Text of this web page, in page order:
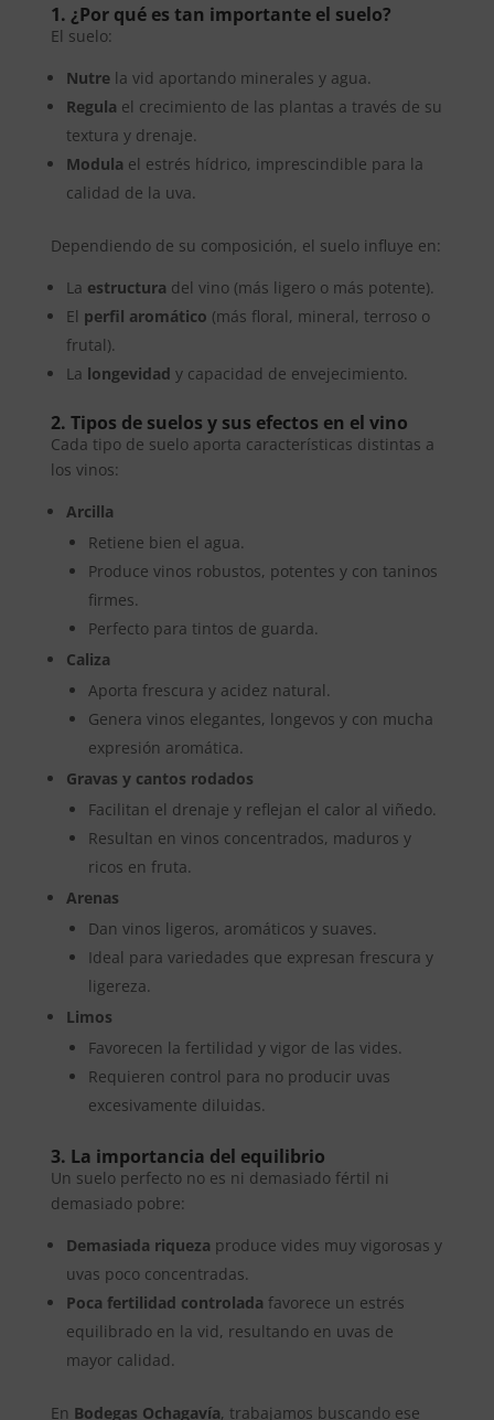
1. ¿Por qué es tan importante el suelo?
El suelo:
Nutre la vid aportando minerales y agua.
Regula el crecimiento de las plantas a través de su
textura y drenaje.
Modula el estrés hídrico, imprescindible para la
calidad de la uva.
Dependiendo de su composición, el suelo influye en:
La estructura del vino (más ligero o más potente).
El perfil aromático (más floral, mineral, terroso o
frutal).
La longevidad y capacidad de envejecimiento.
2. Tipos de suelos y sus efectos en el vino
Cada tipo de suelo aporta características distintas a
los vinos:
Arcilla
Retiene bien el agua.
Produce vinos robustos, potentes y con taninos
firmes.
Perfecto para tintos de guarda.
Caliza
Aporta frescura y acidez natural.
Genera vinos elegantes, longevos y con mucha
expresión aromática.
Gravas y cantos rodados
Facilitan el drenaje y reflejan el calor al viñedo.
Resultan en vinos concentrados, maduros y
ricos en fruta.
Arenas
Dan vinos ligeros, aromáticos y suaves.
Ideal para variedades que expresan frescura y
ligereza.
Limos
Favorecen la fertilidad y vigor de las vides.
Requieren control para no producir uvas
excesivamente diluidas.
3. La importancia del equilibrio
Un suelo perfecto no es ni demasiado fértil ni
demasiado pobre:
Demasiada riqueza produce vides muy vigorosas y
uvas poco concentradas.
Poca fertilidad controlada favorece un estrés
equilibrado en la vid, resultando en uvas de
mayor calidad.
En Bodegas Ochagavía, trabajamos buscando ese